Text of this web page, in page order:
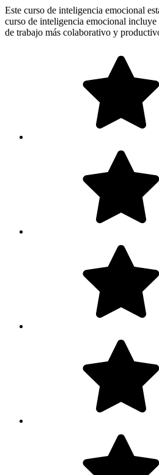
Este curso de inteligencia emocional
curso de inteligencia emocional incluye
de trabajo más colaborativo y